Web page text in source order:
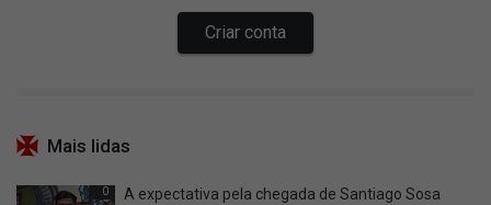
Mais lidas
0 A expectativa pela chegada de Santiago Sosa